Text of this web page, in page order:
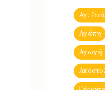
Αγ.
Αγάπη
Αγωγή